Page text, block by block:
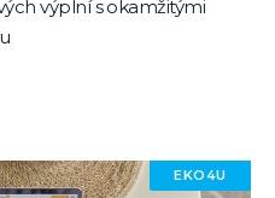
výplní s okamžitými
EKO4U